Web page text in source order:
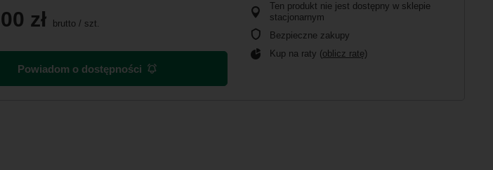
zł brutto/ szt.
Powiadom o dostępności
Ten produkt nie jest dostępny w sklepie
stacjonarnym
Bezpieczne zakupy
Kup na raty (oblicz ratę)